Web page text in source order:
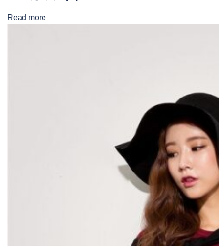
Read more